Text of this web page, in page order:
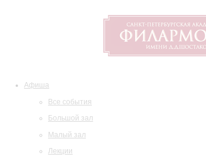
Афиша
Все события
Большой зал
Малый зал
Лекции